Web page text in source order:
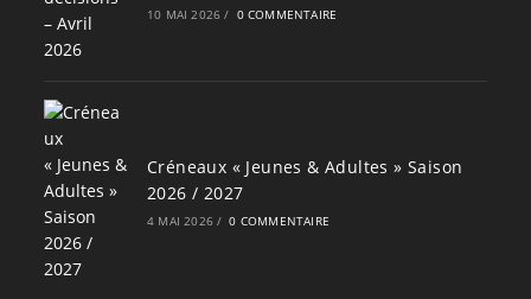
10 MAI 2026 / 0 COMMENTAIRE
Créneaux « Jeunes & Adultes » Saison
2026 / 2027
4 MAI 2026 / 0 COMMENTAIRE